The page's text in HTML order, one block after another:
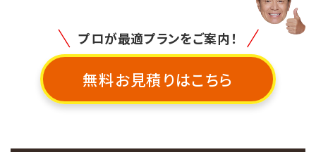
プロが最適プランをご案内！
無料お見積りはこちら